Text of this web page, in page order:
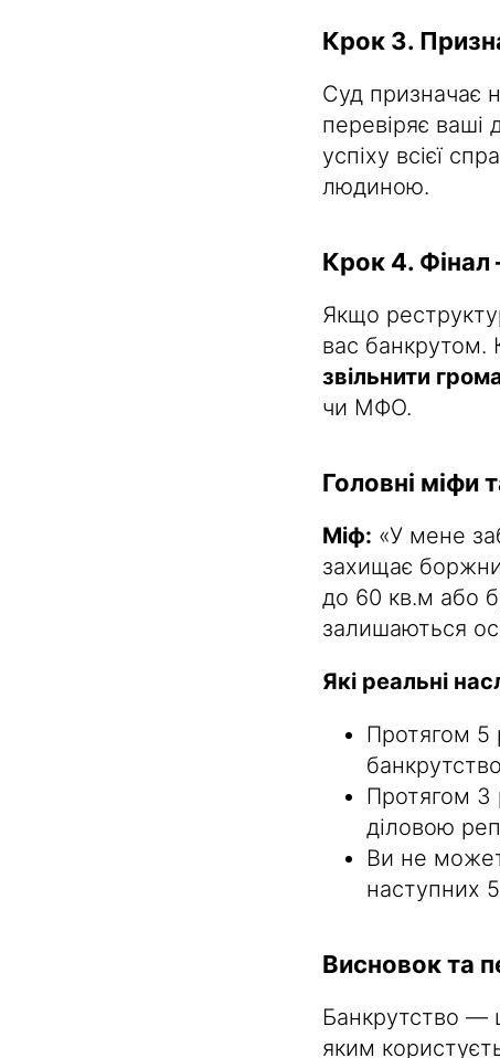
Крок 3.
Суд призначає
перевіряє
успіху всієї
людиною.
Крок 4. Фінал
Якщо
вас банкрутом.
звільнити
чи МФО.
Головні міфи
Міф: «У мене
захищає
до 60 кв.м або
залишаються
Які реальні
Протягом 5
Протягом 3
діловою
Ви не
наступних 5
Висновок та
Банкрутство —
яким